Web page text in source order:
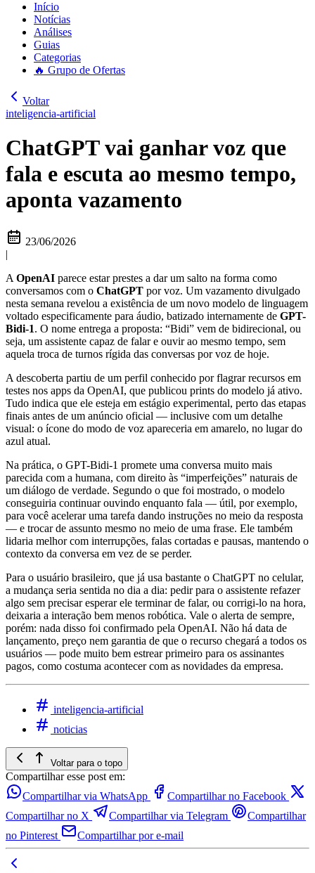
Início
Notícias
Análises
Guias
Categorias
🔥 Grupo de Ofertas
Voltar
inteligencia-artificial
ChatGPT vai ganhar voz que
fala e escuta ao mesmo tempo,
aponta vazamento
23/06/2026
|
A OpenAI parece estar prestes a dar um salto na forma como
conversamos com o ChatGPT por voz. Um vazamento divulgado
nesta semana revelou a existência de um novo modelo de linguagem
voltado especificamente para áudio, batizado internamente de GPT-
Bidi-1. O nome entrega a proposta: “Bidi” vem de bidirecional, ou
seja, um assistente capaz de falar e ouvir ao mesmo tempo, sem
aquela troca de turnos rígida das conversas por voz de hoje.
A descoberta partiu de um perfil conhecido por flagrar recursos em
testes nos apps da OpenAI, que publicou prints do modelo já ativo.
Tudo indica que ele esteja em estágio experimental, perto das etapas
finais antes de um anúncio oficial — inclusive com um detalhe
visual: o ícone do modo de voz apareceria em amarelo, no lugar do
azul atual.
Na prática, o GPT-Bidi-1 promete uma conversa muito mais
parecida com a humana, com direito às “imperfeições” naturais de
um diálogo de verdade. Segundo o que foi mostrado, o modelo
conseguiria continuar ouvindo enquanto fala — útil, por exemplo,
para você acelerar uma tarefa dando instruções no meio da resposta
— e trocar de assunto mesmo no meio de uma frase. Ele também
lidaria melhor com interrupções, falas cortadas e pausas, mantendo o
contexto da conversa em vez de se perder.
Para o usuário brasileiro, que já usa bastante o ChatGPT no celular,
a mudança seria sentida no dia a dia: pedir para o assistente refazer
algo sem precisar esperar ele terminar de falar, ou corrigi-lo na hora,
deixaria a interação bem menos robótica. Vale o alerta de sempre,
porém: nada disso foi confirmado pela OpenAI. Não há data de
lançamento, preço nem garantia de que o recurso chegará a todos os
usuários — pode muito bem estrear primeiro para os assinantes
pagos, como costuma acontecer com as novidades da empresa.
inteligencia-artificial
noticias
Voltar para o topo
Compartilhar esse post em:
Compartilhar via WhatsApp
Compartilhar no Facebook
Compartilhar no X
Compartilhar via Telegram
Compartilhar
no Pinterest
Compartilhar por e-mail